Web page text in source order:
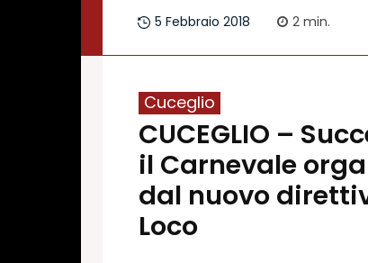
Pubblicità
Autoregolamentazione per la
Privacy Policy
Condizioni di utilizzo
Normativa sul fact-checking
Normativa sulle correzioni
Normativa deontologica
5 Febbraio 2018 2 min.
Cuceglio
CUCEGLIO –
il Carnevale
dal nuovo
Loco